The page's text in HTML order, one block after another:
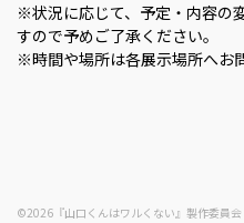
※状況に応じて、予定・内容の
すので予めご了承ください。
※時間や場所は各展示場所へお
©2026『山口くんはワルくない』製作委員